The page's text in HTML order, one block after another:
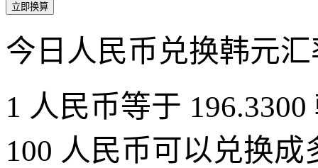
立即换算
今日人民币兑换韩元
1 人民币等于
100 人民币可以兑换成